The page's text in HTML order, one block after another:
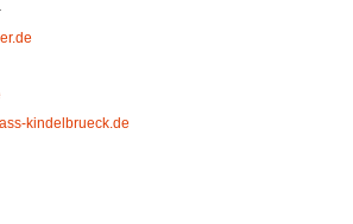
kindelbrueck.de